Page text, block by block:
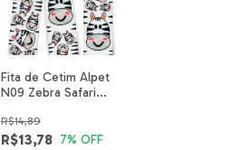
Fita de Cetim Alpet
N09 Zebra Safari
R$13,78
R$14,89
7% OFF